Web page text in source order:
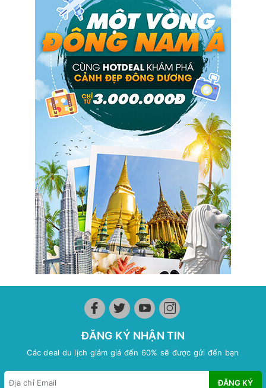
ĐĂNG KÝ NHẬN TIN
Các deal du lịch giảm giá đến 60% sẽ được gửi đến bạn
ĐĂNG KÝ